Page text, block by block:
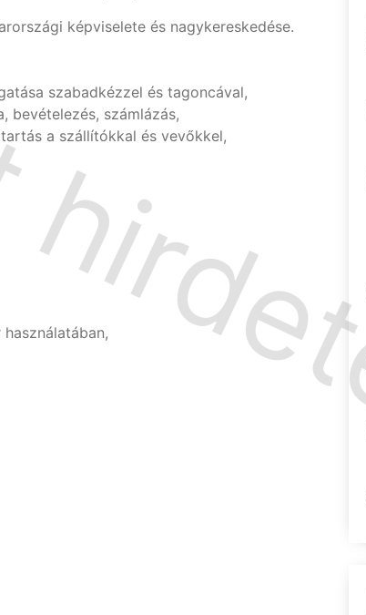
képviselete és nagykereskedése.
szabadkézzel és tagoncával,
bevételezés, számlázás,
a szállítókkal és vevőkkel,